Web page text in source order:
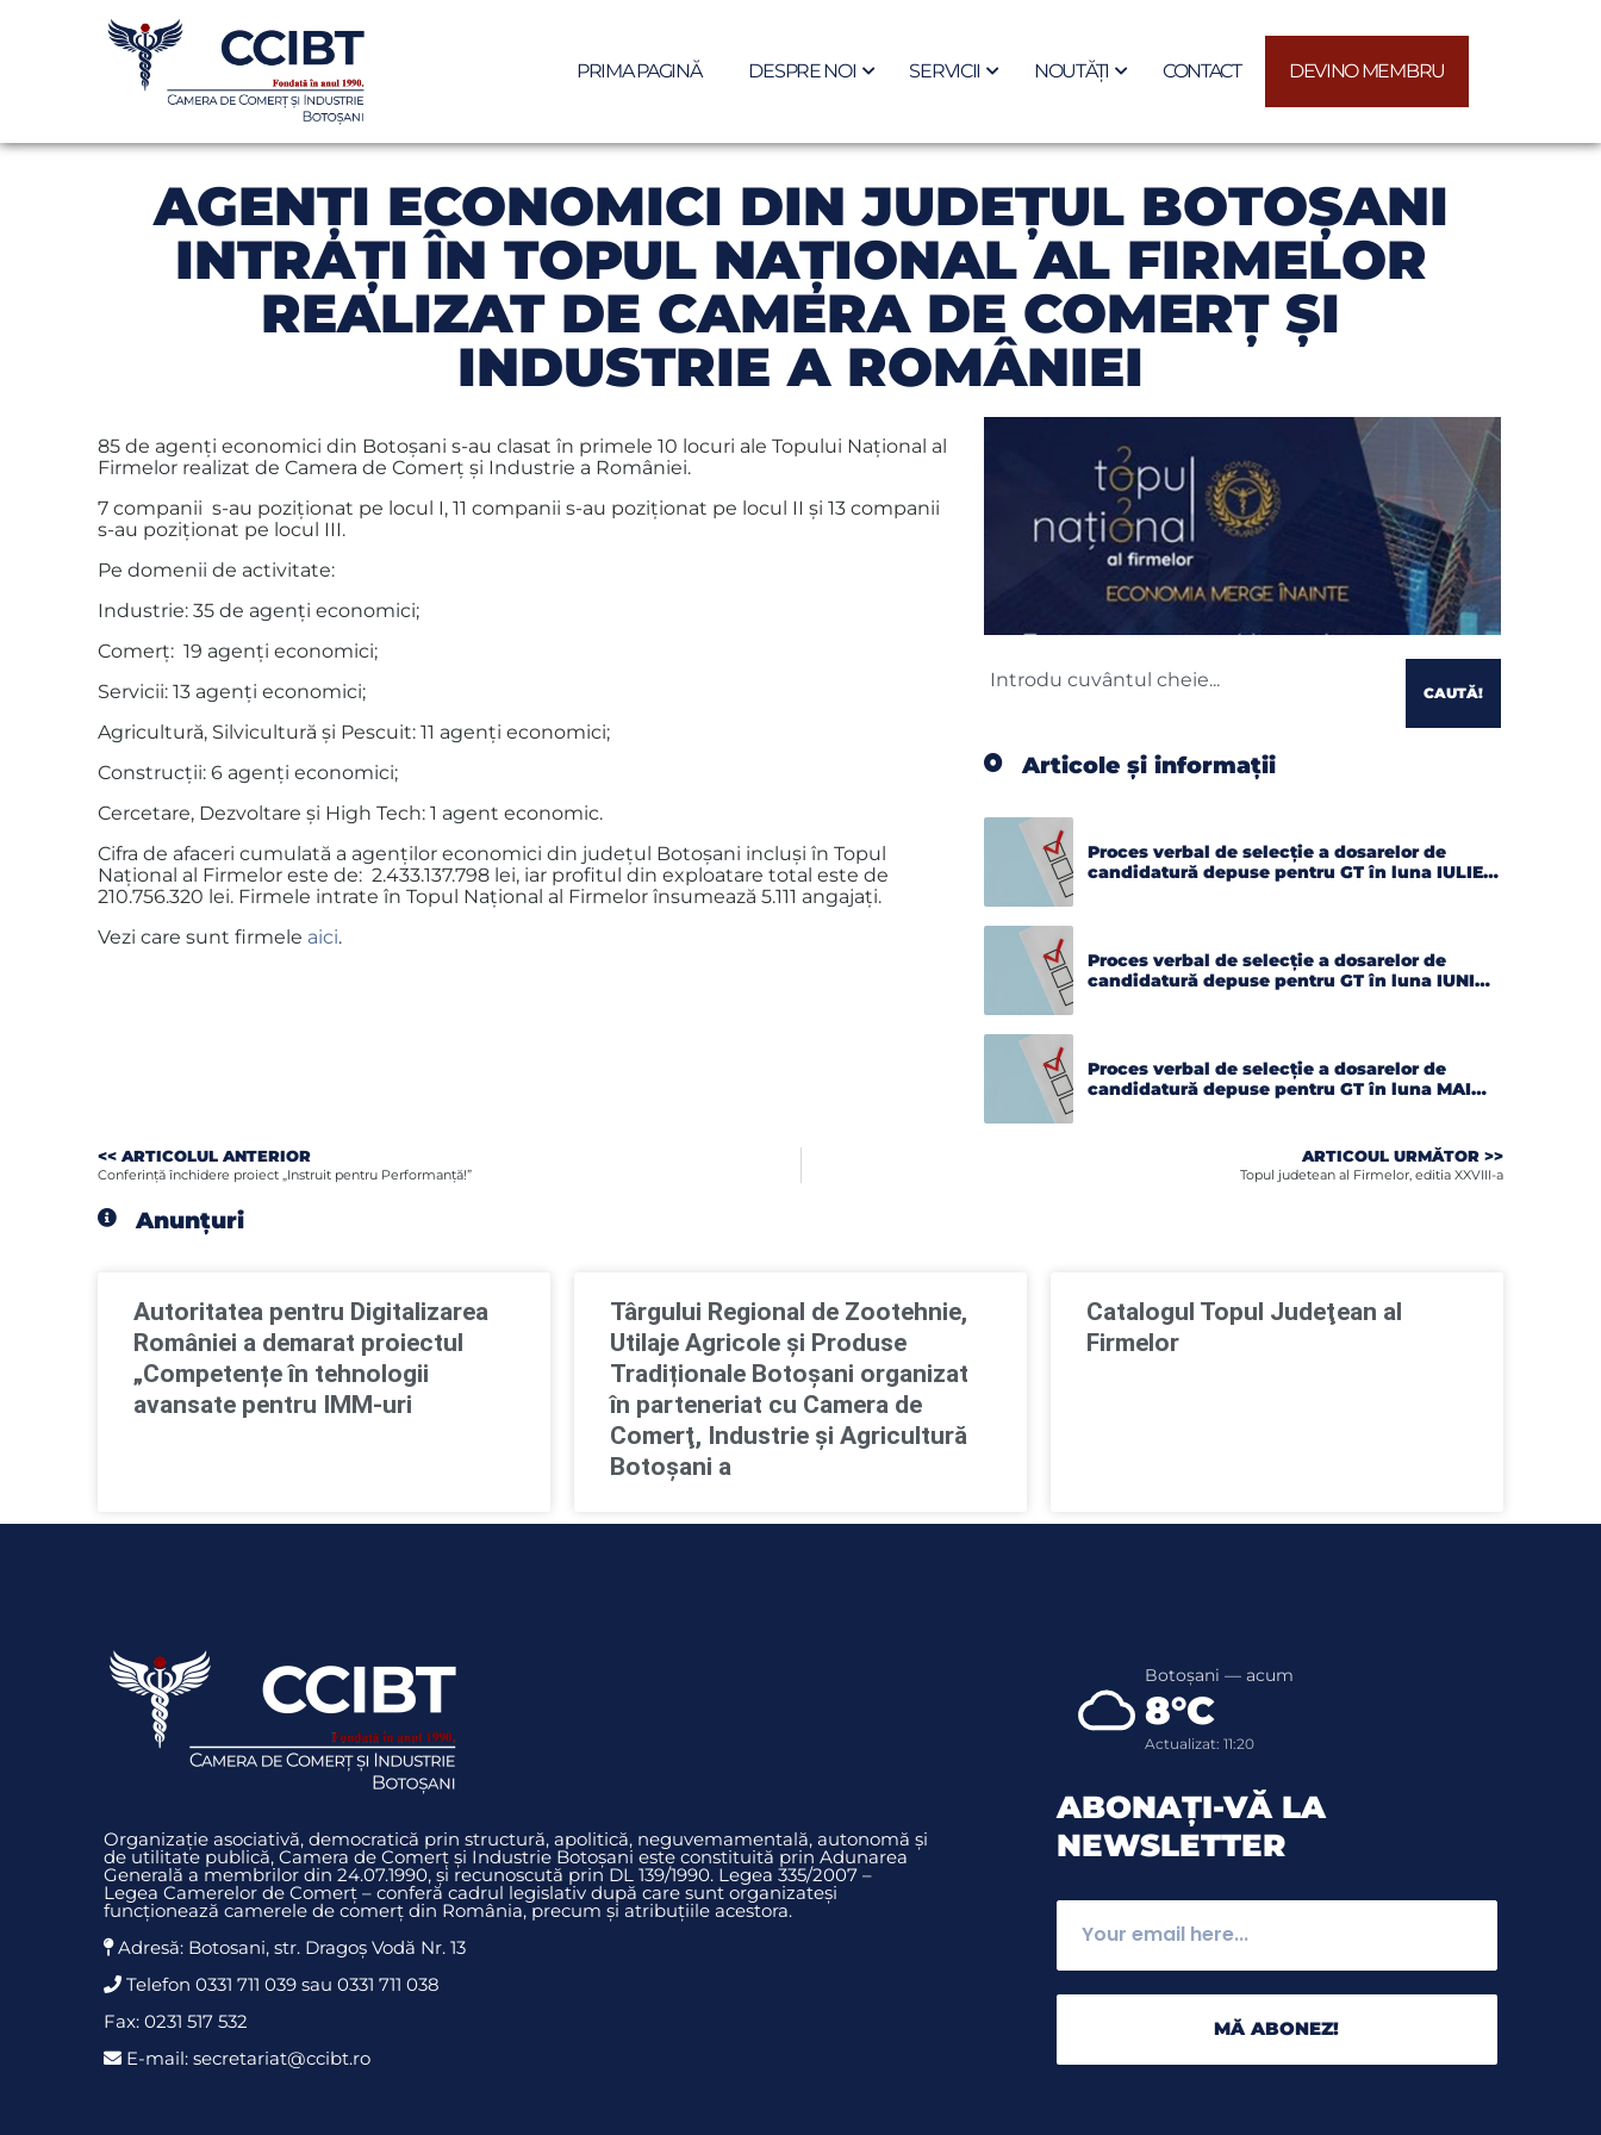
PRIMA PAGINĂ DESPRE NOI SERVICII NOUTĂȚI CONTACT DEVINO MEMBRU
AGENŢI ECONOMICI DIN JUDEŢUL BOTOŞANI
INTRAŢI ÎN TOPUL NAŢIONAL AL FIRMELOR
REALIZAT DE CAMERA DE COMERŢ ŞI
INDUSTRIE A ROMÂNIEI
85 de agenţi economici din Botoşani s-au clasat în primele 10 locuri ale Topului Naţional al
Firmelor realizat de Camera de Comerţ şi Industrie a României.
7 companii s-au poziţionat pe locul I, 11 companii s-au poziţionat pe locul II şi 13 companii
s-au poziţionat pe locul III.
Pe domenii de activitate:
Industrie: 35 de agenţi economici;
Comerţ: 19 agenţi economici;
Servicii: 13 agenţi economici;
Agricultură, Silvicultură şi Pescuit: 11 agenţi economici;
Construcţii: 6 agenţi economici;
Cercetare, Dezvoltare şi High Tech: 1 agent economic.
Cifra de afaceri cumulată a agenţilor economici din judeţul Botoşani incluşi în Topul
Naţional al Firmelor este de: 2.433.137.798 lei, iar profitul din exploatare total este de
210.756.320 lei. Firmele intrate în Topul Naţional al Firmelor însumează 5.111 angajaţi.
Vezi care sunt firmele aici.
CAUTĂ!
Articole și informații
Proces verbal de selecție a dosarelor de
candidatură depuse pentru GT în luna IULIE
Proces verbal de selecție a dosarelor de
candidatură depuse pentru GT în luna IUNIE
Proces verbal de selecție a dosarelor de
candidatură depuse pentru GT în luna MAI
<< ARTICOLUL ANTERIOR
Conferinţă închidere proiect „Instruit pentru Performanţă!”
ARTICOUL URMĂTOR >>
Topul judetean al Firmelor, editia XXVIII-a
Anunțuri
Autoritatea pentru Digitalizarea
României a demarat proiectul
„Competențe în tehnologii
avansate pentru IMM-uri
Târgului Regional de Zootehnie,
Utilaje Agricole și Produse
Tradiționale Botoșani organizat
în parteneriat cu Camera de
Comerţ, Industrie şi Agricultură
Botoşani a
Catalogul Topul Judeţean al
Firmelor
Organizație asociativă, democratică prin structură, apolitică, neguvemamentală, autonomă și
de utilitate publică, Camera de Comerț și Industrie Botoșani este constituită prin Adunarea
Generală a membrilor din 24.07.1990, și recunoscută prin DL 139/1990. Legea 335/2007 –
Legea Camerelor de Comerț – conferă cadrul legislativ după care sunt organizateși
funcționează camerele de comerț din România, precum și atribuțiile acestora.
Adresă: Botosani, str. Dragoş Vodă Nr. 13
Telefon 0331 711 039 sau 0331 711 038
Fax: 0231 517 532
E-mail: secretariat@ccibt.ro
Botoșani — acum
8°C
Actualizat: 11:20
ABONAȚI-VĂ LA
NEWSLETTER
MĂ ABONEZ!